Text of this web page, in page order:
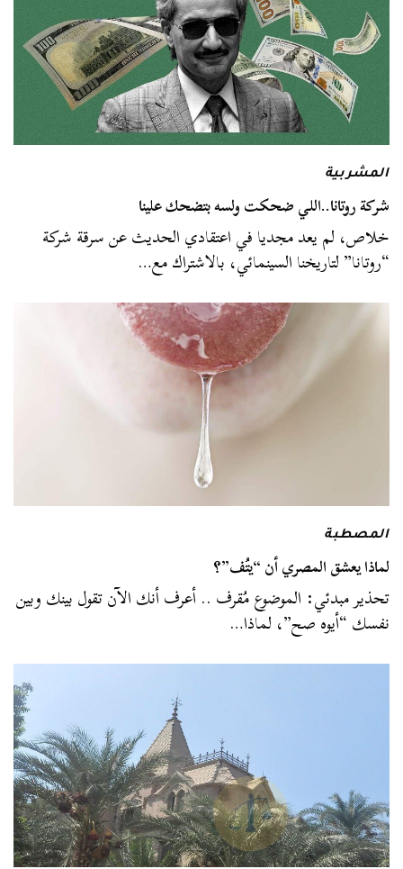
المشربية
شركة روتانا..اللي ضحكت ولسه بتضحك علينا
خلاص، لم يعد مجديا في اعتقادي الحديث عن سرقة شركة
“روتانا” لتاريخنا السينمائي، بالاشتراك مع…
المصطبة
لماذا يعشق المصري أن “يتُف”؟
تحذير مبدئي: الموضوع مُقرف .. أعرف أنك الآن تقول بينك وبين
نفسك “أيوه صح”، لماذا…